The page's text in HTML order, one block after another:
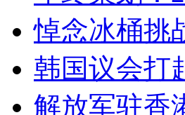
悼念冰桶挑
韩国议会打
解放军驻香